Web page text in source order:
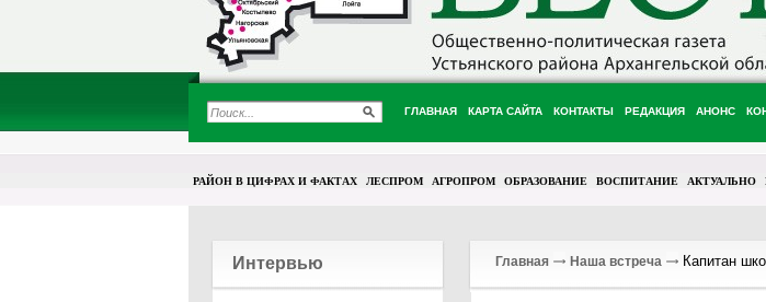
ГЛАВНАЯ КАРТА САЙТА КОНТАКТЫ РЕДАКЦИЯ АНОНС
РАЙОН В ЦИФРАХ И ФАКТАХ ЛЕСПРОМ АГРОПРОМ ОБРАЗОВАНИЕ ВОСПИТАНИЕ АКТУАЛЬНО
Интервью Главная Наша встреча Капитан